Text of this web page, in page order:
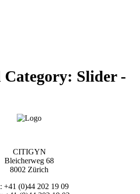
Category: Slider -
CITIGYN
Bleicherweg 68
8002 Zürich
+41 (0)44 202 19 09